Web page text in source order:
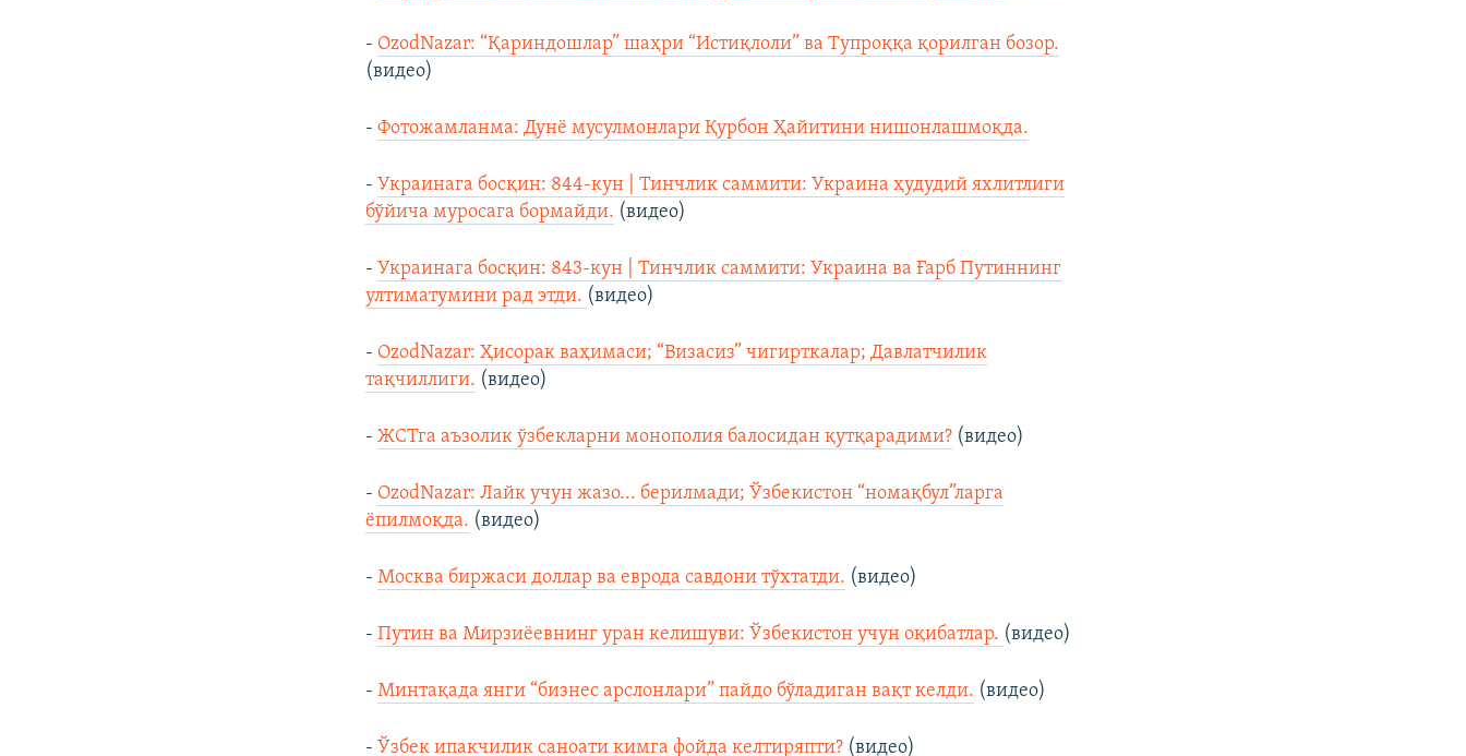
- OzodNazar: “Қариндошлар” шаҳри “Истиқлоли” ва Тупроққа қорилган бозор.
(видео)
-Фотожамланма: Дунё мусулмонлари Қурбон Ҳайитини нишонлашмоқда.
-Украинага босқин: 844-кун | Тинчлик саммити: Украина ҳудудий яхлитлиги
бўйича муросага бормайди. (видео)
-Украинага босқин: 843-кун | Тинчлик саммити: Украина ва Ғарб Путиннинг
ултиматумини рад этди. (видео)
- OzodNazar: Ҳисорак ваҳимаси; “Визасиз” чигирткалар; Давлатчилик
тақчиллиги. (видео)
-ЖСТга аъзолик ўзбекларни монополия балосидан қутқарадими? (видео)
- OzodNazar: Лайк учун жазо... берилмади; Ўзбекистон “номақбул”ларга
ёпилмоқда. (видео)
-Москва биржаси доллар ва еврода савдони тўхтатди. (видео)
-Путин ва Мирзиёевнинг уран келишуви: Ўзбекистон учун оқибатлар. (видео)
-Минтақада янги “бизнес арслонлари” пайдо бўладиган вақт келди. (видео)
- Ўзбек ипакчилик саноати кимга фойда келтиряпти? (видео)